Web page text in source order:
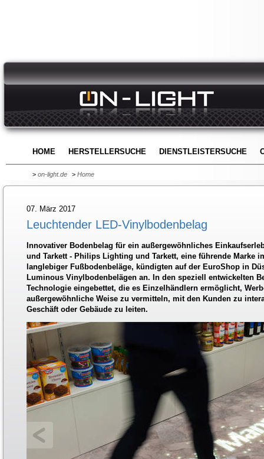
HOME HERSTELLERSUCHE DIENSTLEISTERSUCHE
> on-light.de > Home
07. März 2017
Leuchtender LED-Vinylbodenbelag
Innovativer Bodenbelag für ein außergewöhnliches
und Tarkett - Philips Lighting und Tarkett, eine führende Marke
langlebiger Fußbodenbeläge, kündigten auf der EuroShop in
Luminous Vinylbodenbelägen an. In den speziell entwickelten
Technologie eingebettet, die es Einzelhändlern ermöglicht,
außergewöhnliche Weise zu vermitteln, mit den Kunden zu
Geschäft oder Gebäude zu leiten.